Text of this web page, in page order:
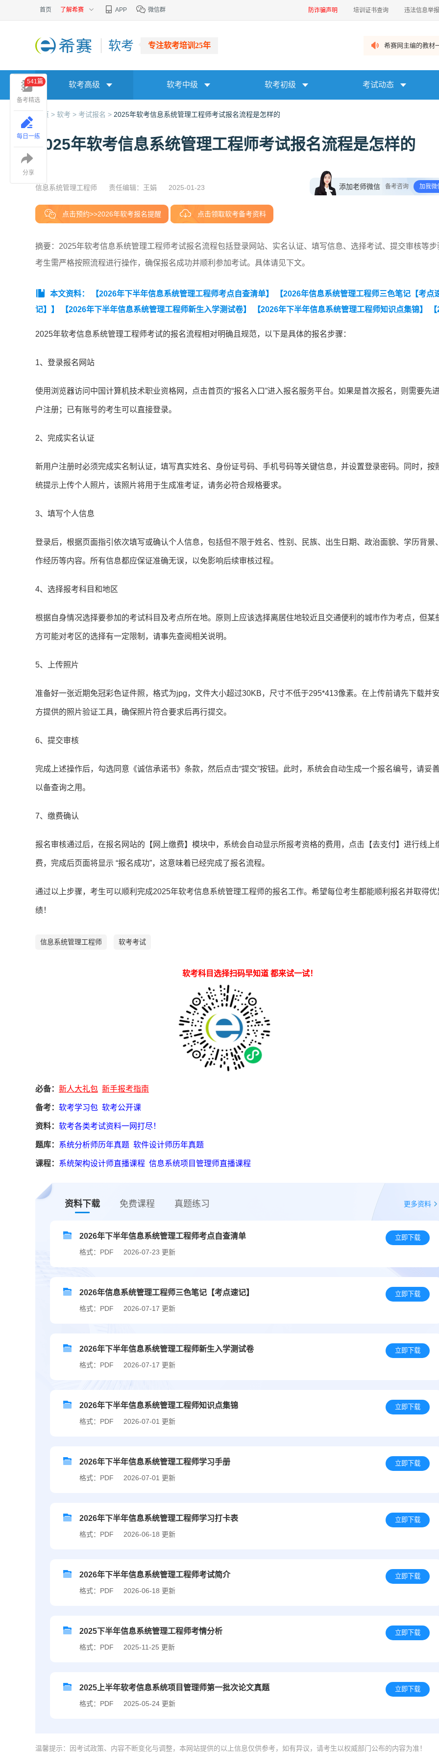
首页 了解希赛 APP 微信群 防诈骗声明 培训证书查询 违法信息举报
软考 专注软考培训25年 希赛网主编的教材
软考高级 软考中级 软考初级 考试动态
首页 > 软考 > 考试报名 > 2025年软考信息系统管理工程师考试报名流程是怎样的
2025年软考信息系统管理工程师考试报名流程是怎样的
信息系统管理工程师 责任编辑：王娟 2025-01-23 添加老师微信 备考咨询 加我微
点击预约>>2026年软考报名提醒 点击领取软考备考资料
摘要：2025年软考信息系统管理工程师考试报名流程包括登录网站、实名认证、填写信息、选择考试、提交审核等步
考生需严格按照流程进行操作，确保报名成功并顺利参加考试。具体请见下文。
本文资料： 【2026年下半年信息系统管理工程师考点自查清单】
【2026年信息系统管理工程师三色笔记【考点
记】】
【2026年下半年信息系统管理工程师新生入学测试卷】 【2026年下半年信息系统管理工程师知识点集锦】
真题】
2025年软考信息系统管理工程师考试的报名流程相对明确且规范，以下是具体的报名步骤：
1、登录报名网站
使用浏览器访问中国计算机技术职业资格网，点击首页的“报名入口”进入报名服务平台。如果是首次报名，则需要先
户注册；已有账号的考生可以直接登录。
2、完成实名认证
新用户注册时必须完成实名制认证，填写真实姓名、身份证号码、手机号码等关键信息，并设置登录密码。同时，按
统提示上传个人照片，该照片将用于生成准考证，请务必符合规格要求。
3、填写个人信息
登录后，根据页面指引依次填写或确认个人信息，包括但不限于姓名、性别、民族、出生日期、政治面貌、学历背景
作经历等内容。所有信息都应保证准确无误，以免影响后续审核过程。
4、选择报考科目和地区
根据自身情况选择要参加的考试科目及考点所在地。原则上应该选择离居住地较近且交通便利的城市作为考点，但某
方可能对考区的选择有一定限制，请事先查阅相关说明。
5、上传照片
准备好一张近期免冠彩色证件照，格式为jpg，文件大小超过30KB，尺寸不低于295*413像素。在上传前请先下载并
方提供的照片验证工具，确保照片符合要求后再行提交。
6、提交审核
完成上述操作后，勾选同意《诚信承诺书》条款，然后点击“提交”按钮。此时，系统会自动生成一个报名编号，请妥
以备查询之用。
7、缴费确认
报名审核通过后，在报名网站的【网上缴费】模块中，系统会自动显示所报考资格的费用，点击【去支付】进行线上
费，完成后页面将显示 “报名成功”，这意味着已经完成了报名流程。
通过以上步骤，考生可以顺利完成2025年软考信息系统管理工程师的报名工作。希望每位考生都能顺利报名并取得优
绩！
信息系统管理工程师 软考考试
软考科目选择扫码早知道 都来试一试！
必备： 新人大礼包 新手报考指南
备考： 软考学习包 软考公开课
资料： 软考各类考试资料一网打尽！
题库： 系统分析师历年真题 软件设计师历年真题
课程： 系统架构设计师直播课程 信息系统项目管理师直播课程
资料下载 免费课程 真题练习 更多资料
2026年下半年信息系统管理工程师考点自查清单
格式：PDF 2026-07-23 更新
立即下载
2026年信息系统管理工程师三色笔记【考点速记】
格式：PDF 2026-07-17 更新
立即下载
2026年下半年信息系统管理工程师新生入学测试卷
格式：PDF 2026-07-17 更新
立即下载
2026年下半年信息系统管理工程师知识点集锦
格式：PDF 2026-07-01 更新
立即下载
2026年下半年信息系统管理工程师学习手册
格式：PDF 2026-07-01 更新
立即下载
2026年下半年信息系统管理工程师学习打卡表
格式：PDF 2026-06-18 更新
立即下载
2026年下半年信息系统管理工程师考试简介
格式：PDF 2026-06-18 更新
立即下载
2025下半年信息系统管理工程师考情分析
格式：PDF 2025-11-25 更新
立即下载
2025上半年软考信息系统项目管理师第一批次论文真题
格式：PDF 2025-05-24 更新
立即下载
温馨提示：因考试政策、内容不断变化与调整，本网站提供的以上信息仅供参考，如有异议，请考生以权威部门公布的内容为准！
备考精选
541篇
每日一练
分享